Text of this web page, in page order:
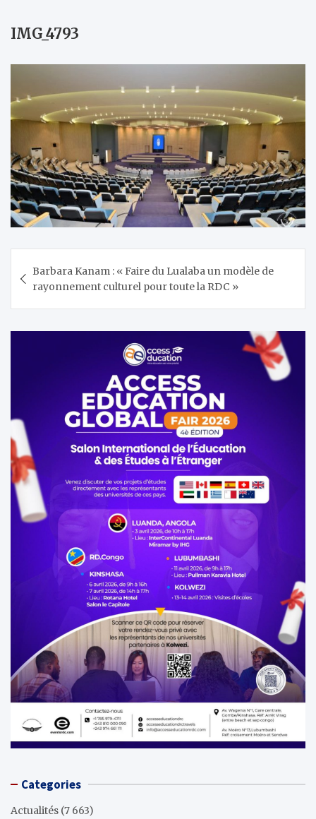
IMG_4793
de
l’article
Barbara Kanam : « Faire du Lualaba un modèle de
rayonnement culturel pour toute la RDC »
Categories
Actualités (7 663)